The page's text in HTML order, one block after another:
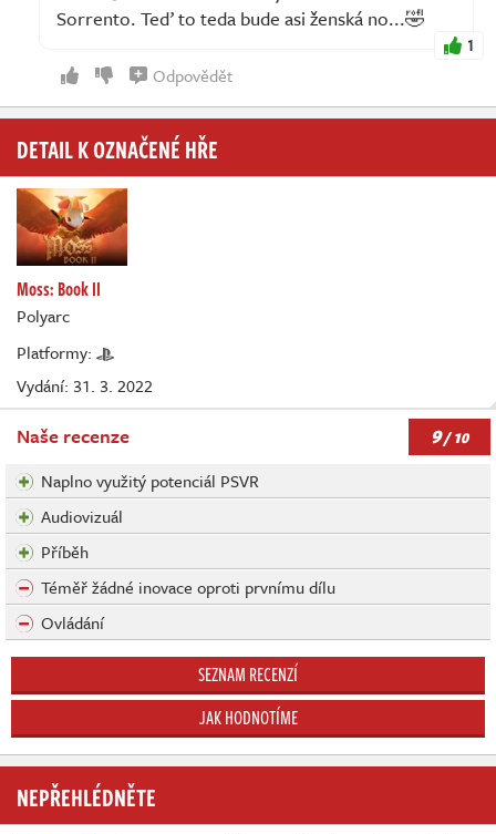
Sorrento. Teď to teda bude asi ženská no...🤣
1
Odpovědět
DETAIL K OZNAČENÉ HŘE
Moss: Book II
Polyarc
Platformy:
Vydání: 31. 3. 2022
Naše recenze 9/ 10
Naplno využitý potenciál PSVR
Audiovizuál
Příběh
Téměř žádné inovace oproti prvnímu dílu
Ovládání
SEZNAM RECENZÍ
JAK HODNOTÍME
NEPŘEHLÉDNĚTE